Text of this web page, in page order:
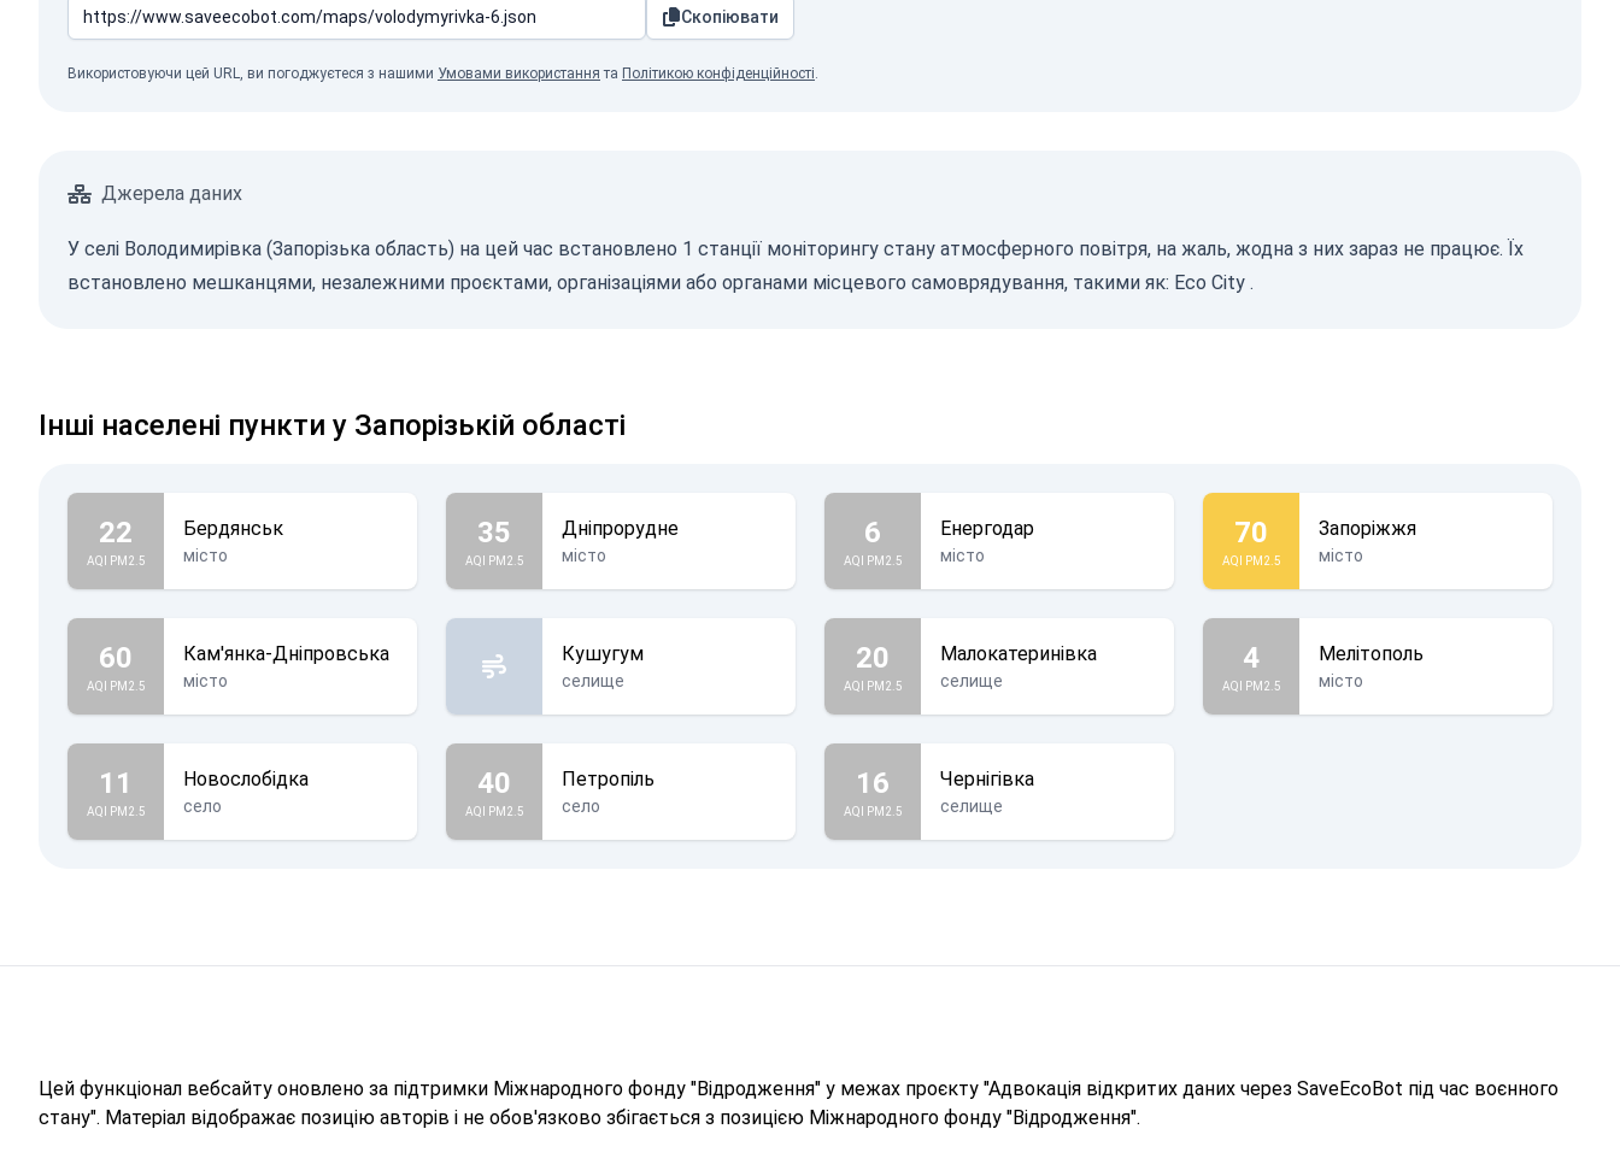
Скопіювати
Використовуючи цей URL, ви погоджуєтеся з нашими Умовами використання та Політикою конфіденційності.
Джерела даних
У селі Володимирівка (Запорізька область) на цей час встановлено 1 станції моніторингу стану атмосферного повітря, на жаль, жодна з них зараз не працює. Їх
встановлено мешканцями, незалежними проєктами, організаціями або органами місцевого самоврядування, такими як: Eco City .
Інші населені пункти у Запорізькій області
22
AQI PM2.5
Бердянськ
місто
35
AQI PM2.5
Дніпрорудне
місто
6
AQI PM2.5
Енергодар
місто
70
AQI PM2.5
Запоріжжя
місто
60
AQI PM2.5
Кам'янка-Дніпровська
місто
Кушугум
селище
20
AQI PM2.5
Малокатеринівка
селище
4
AQI PM2.5
Мелітополь
місто
11
AQI PM2.5
Новослобідка
село
40
AQI PM2.5
Петропіль
село
16
AQI PM2.5
Чернігівка
селище
Цей функціонал вебсайту оновлено за підтримки Міжнародного фонду "Відродження" у межах проєкту "Адвокація відкритих даних через SaveEcoBot під час воєнного
стану". Матеріал відображає позицію авторів і не обов'язково збігається з позицією Міжнародного фонду "Відродження".